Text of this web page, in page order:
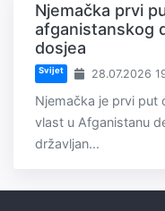
Njemačka prvi
afganistanskog
dosjea
Svijet 28.07.2026
Njemačka je prvi put
vlast u Afganistanu
državljan...